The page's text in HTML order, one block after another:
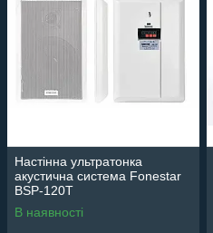
Настінна ультратонка
акустична система Fonestar
BSP-120T
В наявності